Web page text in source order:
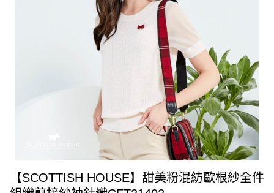
【SCOTTISH HOUSE】甜美粉混紡歐根紗全件